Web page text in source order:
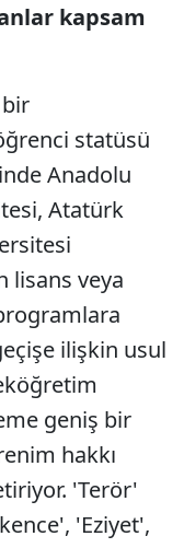
kapsam
statüsü
Anadolu
Atatürk
lisans veya
ilişkin usul
geniş bir
hakkı
'Terör'
'Eziyet',